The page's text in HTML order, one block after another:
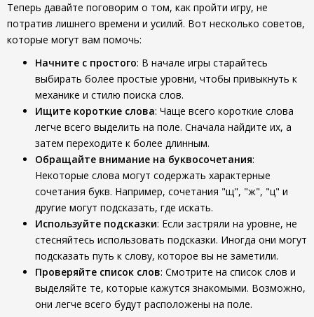
Теперь давайте поговорим о том, как пройти игру, не
потратив лишнего времени и усилий. Вот несколько советов,
которые могут вам помочь:
Начните с простого: В начале игры старайтесь
выбирать более простые уровни, чтобы привыкнуть к
механике и стилю поиска слов.
Ищите короткие слова: Чаще всего короткие слова
легче всего выделить на поле. Сначала найдите их, а
затем переходите к более длинным.
Обращайте внимание на буквосочетания:
Некоторые слова могут содержать характерные
сочетания букв. Например, сочетания "щ", "ж", "ц" и
другие могут подсказать, где искать.
Используйте подсказки: Если застряли на уровне, не
стесняйтесь использовать подсказки. Иногда они могут
подсказать путь к слову, которое вы не заметили.
Проверяйте список слов: Смотрите на список слов и
выделяйте те, которые кажутся знакомыми. Возможно,
они легче всего будут расположены на поле.